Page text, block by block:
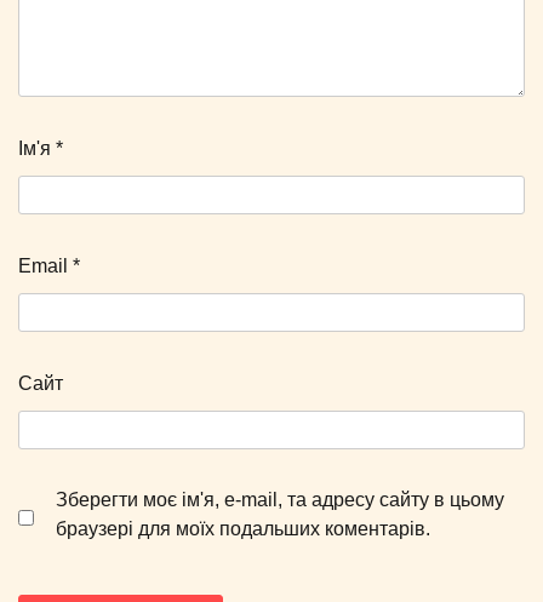
Ім'я *
Email *
Сайт
Зберегти моє ім'я, e-mail, та адресу сайту в цьому
браузері для моїх подальших коментарів.